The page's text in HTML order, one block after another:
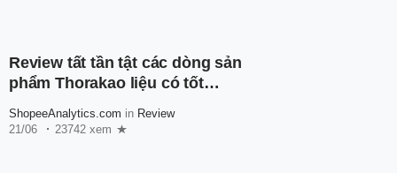
Review tất tần tật các dòng sản
phẩm Thorakao liệu có tốt
ShopeeAnalytics.com in Review
21/06
23742 xem